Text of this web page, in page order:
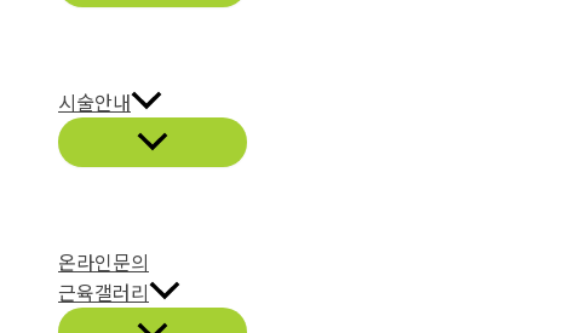
시술안내
온라인문의
근육갤러리